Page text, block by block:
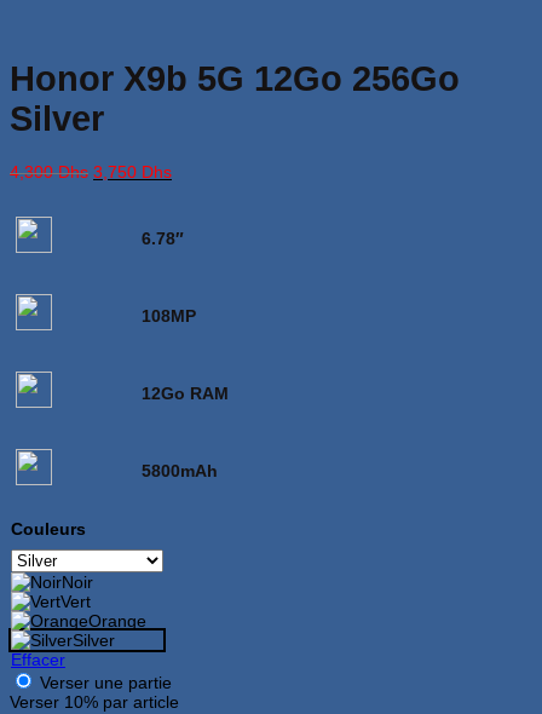
Honor X9b 5G 12Go 256Go
Silver
4,300Dhs Le
4,300 Dhs.
3,750 DhsLe
est :
3,750 Dhs.
6.78″
108MP
12Go RAM
5800mAh
Couleurs
Noir
Vert
Orange
Silver
Effacer
Verser une partie
Verser 10% par article